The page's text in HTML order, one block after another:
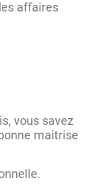
affaires
vous savez
maitrise